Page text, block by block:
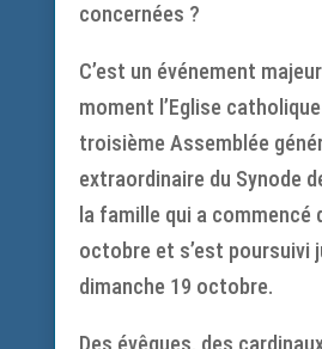
concernées ?
C’est un événement
moment l’Eglise
troisième Assemblée
extraordinaire du Synode
la famille qui a commencé
octobre et s’est poursuivi
dimanche 19 octobre.
Des évêques, des